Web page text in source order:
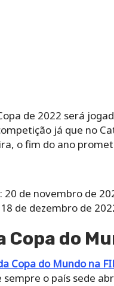
de 2022 será
já que no
o fim do ano
: 20 de novembro de
de dezembro de
Copa do
Copa do Mundo na
o país sede